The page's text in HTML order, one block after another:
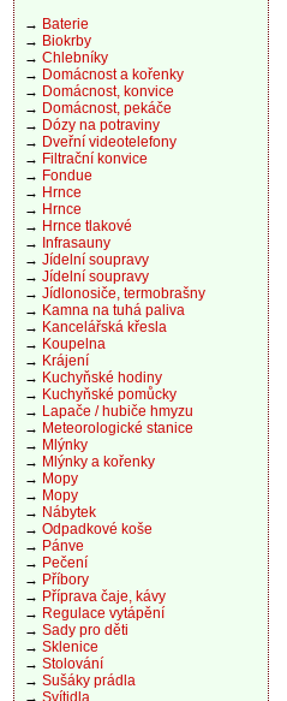
→ Baterie
→ Biokrby
→ Chlebníky
→ Domácnost a kořenky
→ Domácnost, konvice
→ Domácnost, pekáče
→ Dózy na potraviny
→ Dveřní videotelefony
→ Filtrační konvice
→ Fondue
→ Hrnce
→ Hrnce
→ Hrnce tlakové
→ Infrasauny
→ Jídelní soupravy
→ Jídelní soupravy
→ Jídlonosiče, termobrašny
→ Kamna na tuhá paliva
→ Kancelářská křesla
→ Koupelna
→ Krájení
→ Kuchyňské hodiny
→ Kuchyňské pomůcky
→ Lapače / hubiče hmyzu
→ Meteorologické stanice
→ Mlýnky
→ Mlýnky a kořenky
→ Mopy
→ Mopy
→ Nábytek
→ Odpadkové koše
→ Pánve
→ Pečení
→ Příbory
→ Příprava čaje, kávy
→ Regulace vytápění
→ Sady pro děti
→ Sklenice
→ Stolování
→ Sušáky prádla
→ Svítidla